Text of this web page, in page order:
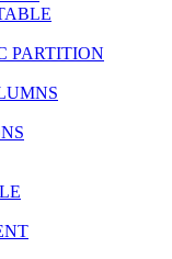
PARTITION